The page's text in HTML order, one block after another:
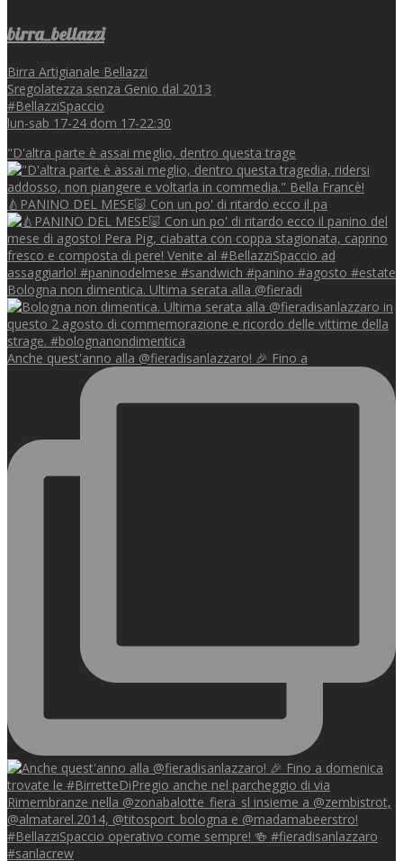
birra_bellazzi
Birra Artigianale Bellazzi
Sregolatezza senza Genio dal 2013
#BellazziSpaccio
lun-sab 17-24 dom 17-22:30
"D'altra parte è assai meglio, dentro questa trage
🍐PANINO DEL MESE🐷 Con un po' di ritardo ecco il pa
Bologna non dimentica. Ultima serata alla @fieradi
Anche quest'anno alla @fieradisanlazzaro! 🎉 Fino a